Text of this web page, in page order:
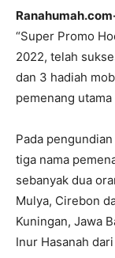
“Super Promo
2022, telah
dan 3 hadiah
pemenang
Pada
tiga nama
sebanyak dua
Mulya, Cirebon
Kuningan, Jawa
Inur Hasanah